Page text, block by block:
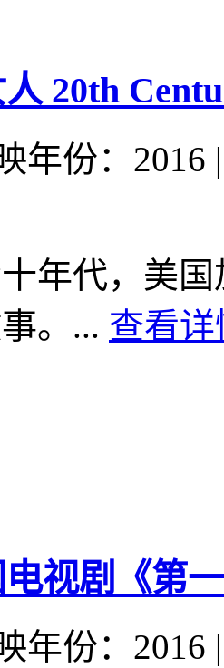
20th
年份：2016 |
年代，美
。... 查看详
视剧《第
年份：2016 |